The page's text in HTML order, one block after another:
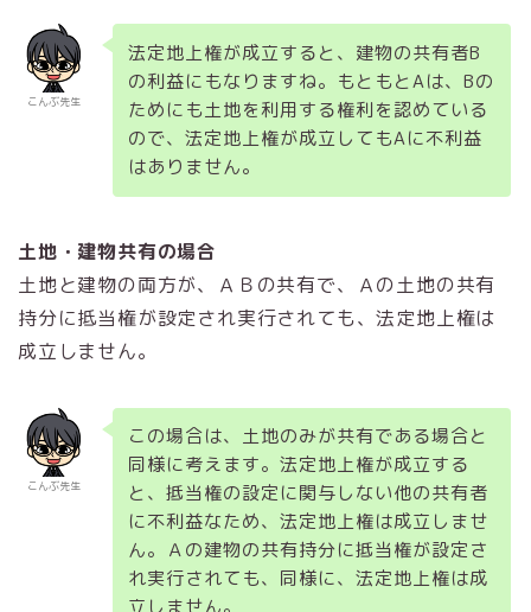
こんぶ先生
法定地上権が成立すると、建物の共有者B
の利益にもなりますね。もともとAは、Bの
ためにも土地を利用する権利を認めている
ので、法定地上権が成立してもAに不利益
はありません。
土地・建物共有の場合
土地と建物の両方が、ＡＢの共有で、Ａの土地の共有
持分に抵当権が設定され実行されても、法定地上権は
成立しません。
こんぶ先生
この場合は、土地のみが共有である場合と
同様に考えます。法定地上権が成立する
と、抵当権の設定に関与しない他の共有者
に不利益なため、法定地上権は成立しませ
ん。Ａの建物の共有持分に抵当権が設定さ
れ実行されても、同様に、法定地上権は成